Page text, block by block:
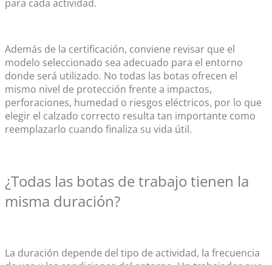
para cada actividad.
Además de la certificación, conviene revisar que el
modelo seleccionado sea adecuado para el entorno
donde será utilizado. No todas las botas ofrecen el
mismo nivel de protección frente a impactos,
perforaciones, humedad o riesgos eléctricos, por lo que
elegir el calzado correcto resulta tan importante como
reemplazarlo cuando finaliza su vida útil.
¿Todas las botas de trabajo tienen la
misma duración?
La duración depende del tipo de actividad, la frecuencia